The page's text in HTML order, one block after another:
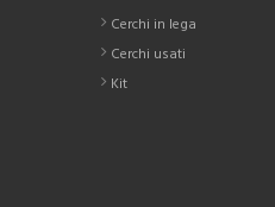
Cerchi in lega
Cerchi usati
Kit